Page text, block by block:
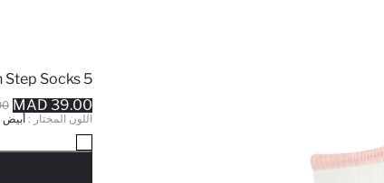
5 Piece Cotton Step Socks
39.00 MAD
اللون المختار : أبيض